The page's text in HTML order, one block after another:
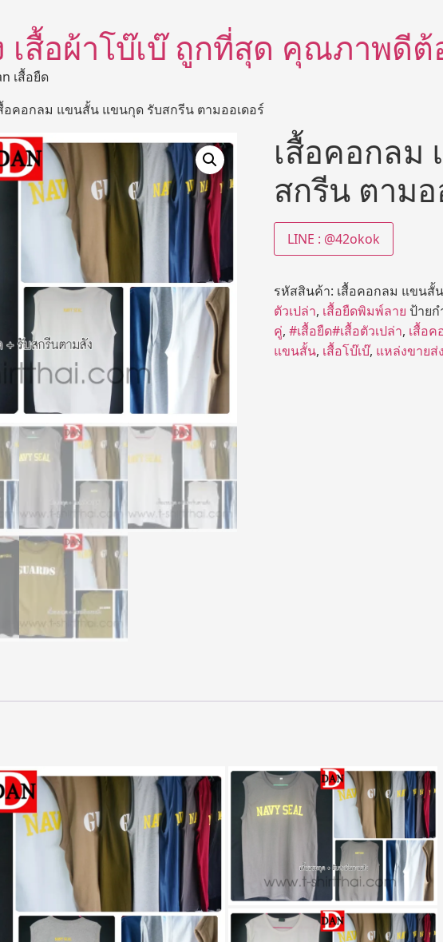
เสื้อผ้าโบ๊เบ๊ ถูกที่สุด คุณภาพดีต้
เสื้อยืด
อคอกลม แขนสั้น แขนกุด รับสกรีน ตามออเดอร์
เสื้อคอกลม
สกรีน ตามอ
LINE : @42okok
รหัสสินค้า: เสื้อคอกลม แขนสั้
ตัวเปล่า, เสื้อยืดพิมพ์ลาย ป้ายก
คู่, #เสื้อยืด#เสื้อตัวเปล่า, เสื้อ
แขนสั้น, เสื้อโบ๊เบ๊, แหล่งขายส่